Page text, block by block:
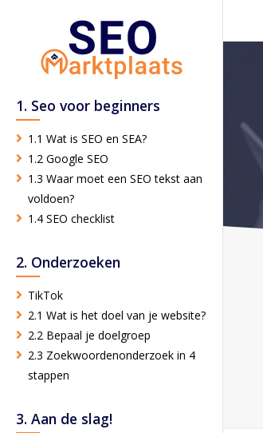
1. Seo voor beginners
1.1 Wat is SEO en SEA?
1.2 Google SEO
1.3 Waar moet een SEO tekst aan
voldoen?
1.4 SEO checklist
2. Onderzoeken
TikTok
2.1 Wat is het doel van je website?
2.2 Bepaal je doelgroep
2.3 Zoekwoordenonderzoek in 4
stappen
3. Aan de slag!